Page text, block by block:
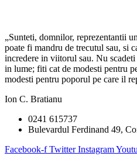
„Sunteti, domnilor, reprezentantii
poate fi mandru de trecutul sau, si
incredere in viitorul sau. Nu
in lume; fiti cat de modesti pentru
modesti pentru poporul pe care il
Ion C. Bratianu
0241 615737
Bulevardul Ferdinand 49,
Facebook-f Twitter Instagram